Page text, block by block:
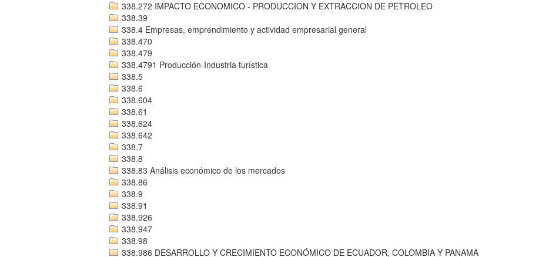
338.272 IMPACTO ECONOMICO - PRODUCCION Y EXTRACCION DE PETROLEO
338.39
338.4 Empresas, emprendimiento y actividad empresarial general
338.470
338.479
338.4791 Producción-Industria turística
338.5
338.6
338.604
338.61
338.624
338.642
338.7
338.8
338.83 Análisis económico de los mercados
338.86
338.9
338.91
338.926
338.947
338.98
338.986 DESARROLLO Y CRECIMIENTO ECONÓMICO DE ECUADOR, COLOMBIA Y PANAMA